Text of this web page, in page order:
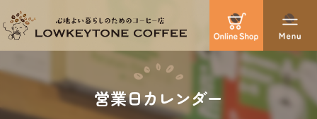
営業日カレンダー